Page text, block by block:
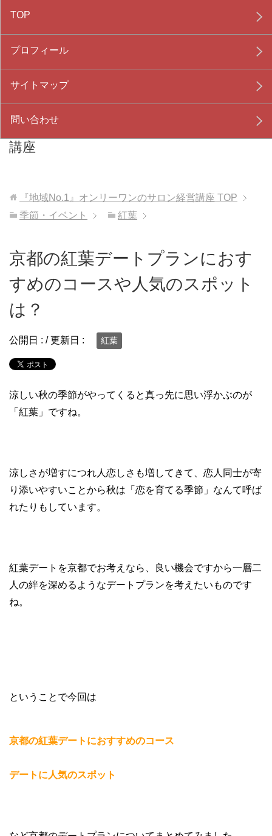
『地域No.1』オンリーワンのサロン経営
講座
TOP
プロフィール
サイトマップ
問い合わせ
『地域No.1』オンリーワンのサロン経営講座 TOP
季節・イベント
紅葉
京都の紅葉デートプランにおす
すめのコースや人気のスポット
は？
公開日 : / 更新日 : 紅葉
涼しい秋の季節がやってくると真っ先に思い浮かぶのが
「紅葉」ですね。
涼しさが増すにつれ人恋しさも増してきて、恋人同士が寄
り添いやすいことから秋は「恋を育てる季節」なんて呼ば
れたりもしています。
紅葉デートを京都でお考えなら、良い機会ですから一層二
人の絆を深めるようなデートプランを考えたいものです
ね。
ということで今回は
京都の紅葉デートにおすすめのコース
デートに人気のスポット